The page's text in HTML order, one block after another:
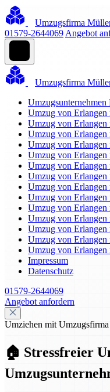
Umzugsfirma
01579-2644069 Angebot
Umzugsfirma
Umzugsunternehmen
Umzug von Erlangen
Umzug von Erlangen
Umzug von Erlangen
Umzug von Erlangen
Umzug von Erlangen
Umzug von Erlangen
Umzug von Erlangen
Umzug von Erlangen
Umzug von Erlangen
Umzug von Erlangen
Umzug von Erlangen
Umzug von Erlangen
Umzug von Erlangen
Umzug von Erlangen
Impressum
Datenschutz
01579-2644069
Angebot anfordern
Umziehen mit
🏠 Stressfreier